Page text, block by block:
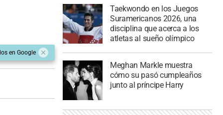
en Google
Taekwondo en los Juegos
Suramericanos 2026, una
disciplina que acerca a los
atletas al sueño olímpico
Meghan Markle muestra
cómo su pasó cumpleaños
junto al príncipe Harry